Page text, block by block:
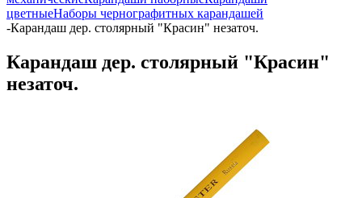
цветныеНаборы чернографитных карандашей
-Карандаш дер. столярный "Красин" незаточ.
Карандаш дер. столярный "Красин"
незаточ.